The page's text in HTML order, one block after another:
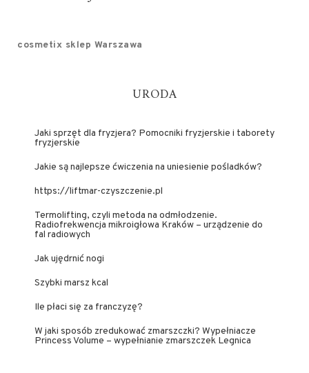
cosmetix sklep Warszawa
URODA
Jaki sprzęt dla fryzjera? Pomocniki fryzjerskie i taborety
fryzjerskie
Jakie są najlepsze ćwiczenia na uniesienie pośladków?
https://liftmar-czyszczenie.pl
Termolifting, czyli metoda na odmłodzenie.
Radiofrekwencja mikroigłowa Kraków – urządzenie do
fal radiowych
Jak ujędrnić nogi
Szybki marsz kcal
Ile płaci się za franczyzę?
W jaki sposób zredukować zmarszczki? Wypełniacze
Princess Volume – wypełnianie zmarszczek Legnica